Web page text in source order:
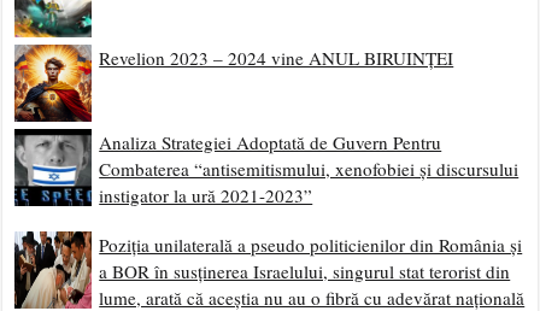
Revelion 2023 – 2024 vine ANUL BIRUINȚEI
Analiza Strategiei Adoptată de Guvern Pentru
Combaterea “antisemitismului, xenofobiei și discursului
instigator la ură 2021-2023”
Poziția unilaterală a pseudo politicienilor din România și
a BOR în susținerea Israelului, singurul stat terorist din
lume, arată că aceștia nu au o fibră cu adevărat națională